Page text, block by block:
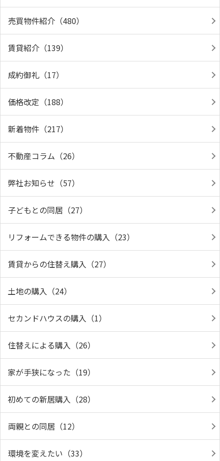
売買物件紹介（480）
賃貸紹介（139）
成約御礼（17）
価格改定（188）
新着物件（217）
不動産コラム（26）
弊社お知らせ（57）
子どもとの同居（27）
リフォームできる物件の購入（23）
賃貸からの住替え購入（27）
土地の購入（24）
セカンドハウスの購入（1）
住替えによる購入（26）
家が手狭になった（19）
初めての新居購入（28）
両親との同居（12）
環境を変えたい（33）